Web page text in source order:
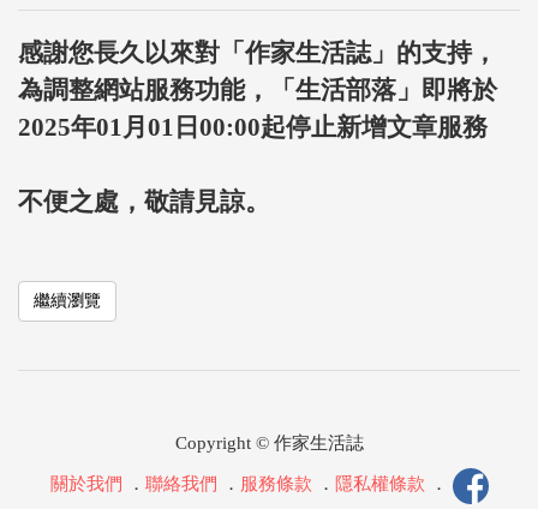
感謝您長久以來對「作家生活誌」的支持，
為調整網站服務功能，「生活部落」即將於
2025年01月01日00:00起停止新增文章服務
不便之處，敬請見諒。
繼續瀏覽
Copyright © 作家生活誌
關於我們 ． 聯絡我們 ． 服務條款 ． 隱私權條款 ．